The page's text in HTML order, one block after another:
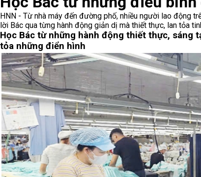
HNN - Từ nhà máy đến đường phố, nhiều người lao động
lời Bác qua từng hành động giản dị mà thiết thực, lan tỏa
Học Bác từ những hành động thiết thực, sáng
tỏa những điển hình